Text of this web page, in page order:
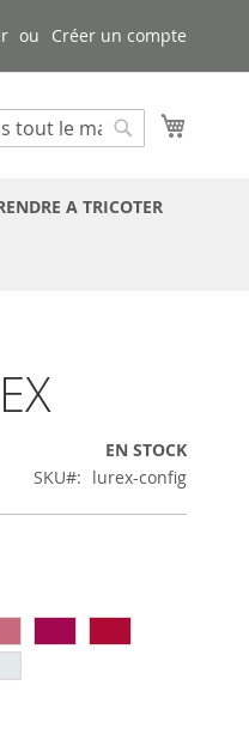
Créer un compte
A TRICOTER
EN STOCK
SKU
lurex-config